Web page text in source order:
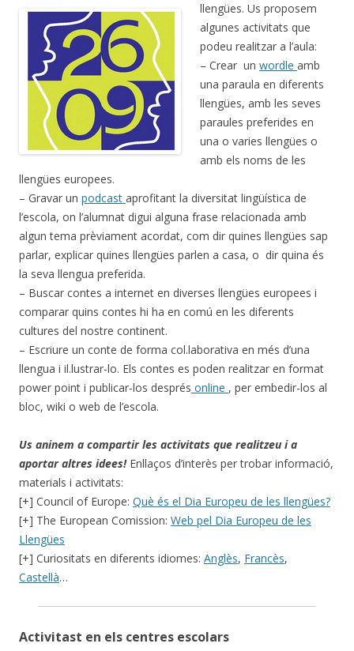
llengües. Us proposem
algunes activitats que
podeu realitzar a l’aula:
– Crear un wordle amb
una paraula en diferents
llengües, amb les seves
paraules preferides en
una o varies llengües o
amb els noms de les
llengües europees.
– Gravar un podcast aprofitant la diversitat lingüística de
l’escola, on l’alumnat digui alguna frase relacionada amb
algun tema prèviament acordat, com dir quines llengües sap
parlar, explicar quines llengües parlen a casa, o dir quina és
la seva llengua preferida.
– Buscar contes a internet en diverses llengües europees i
comparar quins contes hi ha en comú en les diferents
cultures del nostre continent.
– Escriure un conte de forma col.laborativa en més d’una
llengua i il.lustrar-lo. Els contes es poden realitzar en format
power point i publicar-los després online , per embedir-los al
bloc, wiki o web de l’escola.
Us aninem a compartir les activitats que realitzeu i a
aportar altres idees! Enllaços d’interès per trobar informació,
materials i activitats:
[+] Council of Europe: Què és el Dia Europeu de les llengües?
[+] The European Comission: Web pel Dia Europeu de les
Llengües
[+] Curiositats en diferents idiomes: Anglès, Francès,
Castellà…
Activitast en els centres escolars